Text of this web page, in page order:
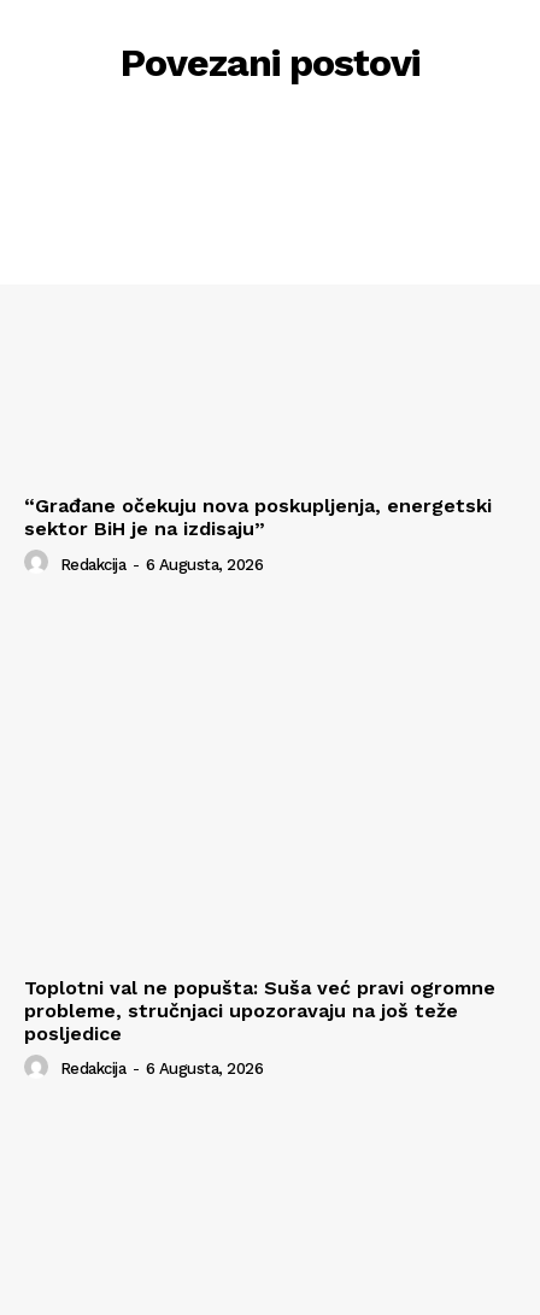
Povezani postovi
“Građane očekuju nova poskupljenja, energetski
sektor BiH je na izdisaju”
Redakcija - 6 Augusta, 2026
Toplotni val ne popušta: Suša već pravi ogromne
probleme, stručnjaci upozoravaju na još teže
posljedice
Redakcija - 6 Augusta, 2026